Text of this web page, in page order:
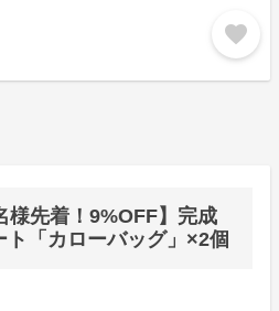
favorite
様先着！9%OFF】完成
ト「カローバッグ」×2個